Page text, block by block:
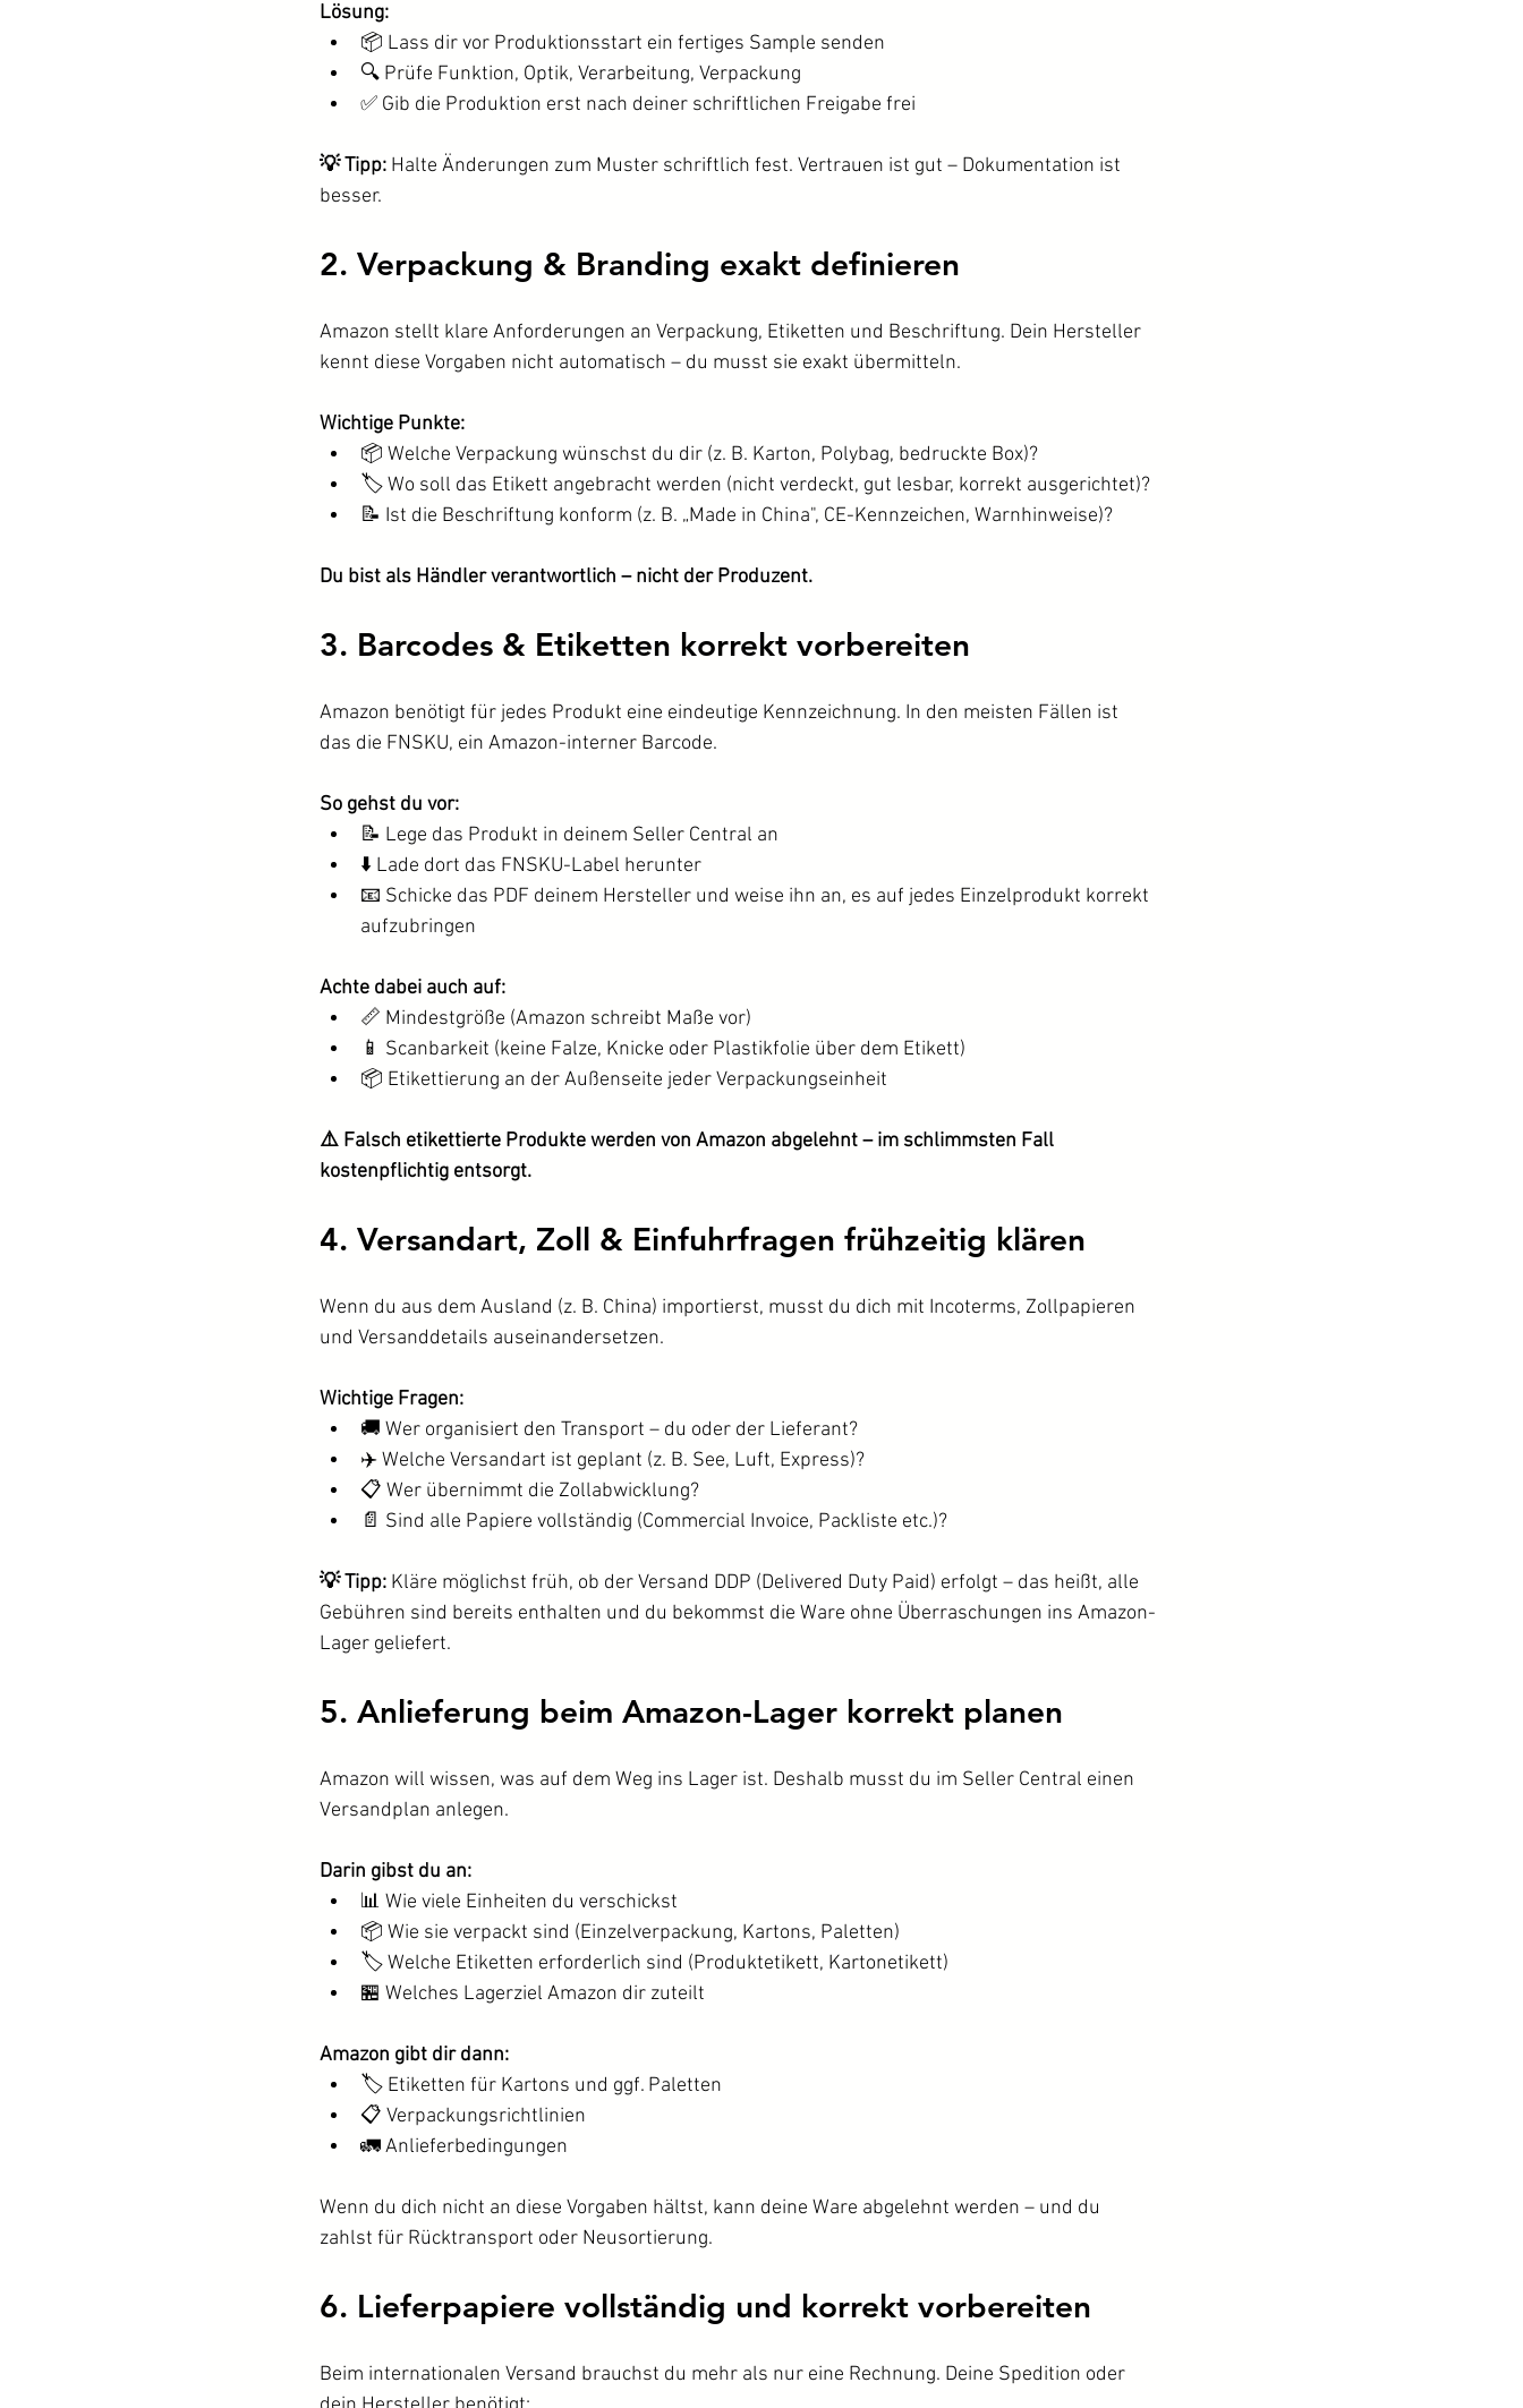
Lösung:
📦 Lass dir vor Produktionsstart ein fertiges Sample senden
🔍 Prüfe Funktion, Optik, Verarbeitung, Verpackung
✅ Gib die Produktion erst nach deiner schriftlichen Freigabe frei
💡 Tipp: Halte Änderungen zum Muster schriftlich fest. Vertrauen ist gut – Dokumentation ist
besser.
2. Verpackung & Branding exakt definieren
Amazon stellt klare Anforderungen an Verpackung, Etiketten und Beschriftung. Dein Hersteller
kennt diese Vorgaben nicht automatisch – du musst sie exakt übermitteln.
Wichtige Punkte:
📦 Welche Verpackung wünschst du dir (z. B. Karton, Polybag, bedruckte Box)?
🏷️ Wo soll das Etikett angebracht werden (nicht verdeckt, gut lesbar, korrekt ausgerichtet)?
📝 Ist die Beschriftung konform (z. B. „Made in China", CE-Kennzeichen, Warnhinweise)?
Du bist als Händler verantwortlich – nicht der Produzent.
3. Barcodes & Etiketten korrekt vorbereiten
Amazon benötigt für jedes Produkt eine eindeutige Kennzeichnung. In den meisten Fällen ist
das die FNSKU, ein Amazon-interner Barcode.
So gehst du vor:
📝 Lege das Produkt in deinem Seller Central an
⬇️ Lade dort das FNSKU-Label herunter
📧 Schicke das PDF deinem Hersteller und weise ihn an, es auf jedes Einzelprodukt korrekt
aufzubringen
Achte dabei auch auf:
📏 Mindestgröße (Amazon schreibt Maße vor)
📱 Scanbarkeit (keine Falze, Knicke oder Plastikfolie über dem Etikett)
📦 Etikettierung an der Außenseite jeder Verpackungseinheit
⚠️ Falsch etikettierte Produkte werden von Amazon abgelehnt – im schlimmsten Fall
kostenpflichtig entsorgt.
4. Versandart, Zoll & Einfuhrfragen frühzeitig klären
Wenn du aus dem Ausland (z. B. China) importierst, musst du dich mit Incoterms, Zollpapieren
und Versanddetails auseinandersetzen.
Wichtige Fragen:
🚚 Wer organisiert den Transport – du oder der Lieferant?
✈️ Welche Versandart ist geplant (z. B. See, Luft, Express)?
📋 Wer übernimmt die Zollabwicklung?
📄 Sind alle Papiere vollständig (Commercial Invoice, Packliste etc.)?
💡 Tipp: Kläre möglichst früh, ob der Versand DDP (Delivered Duty Paid) erfolgt – das heißt, alle
Gebühren sind bereits enthalten und du bekommst die Ware ohne Überraschungen ins Amazon-
Lager geliefert.
5. Anlieferung beim Amazon-Lager korrekt planen
Amazon will wissen, was auf dem Weg ins Lager ist. Deshalb musst du im Seller Central einen
Versandplan anlegen.
Darin gibst du an:
📊 Wie viele Einheiten du verschickst
📦 Wie sie verpackt sind (Einzelverpackung, Kartons, Paletten)
🏷️ Welche Etiketten erforderlich sind (Produktetikett, Kartonetikett)
🏪 Welches Lagerziel Amazon dir zuteilt
Amazon gibt dir dann:
🏷️ Etiketten für Kartons und ggf. Paletten
📋 Verpackungsrichtlinien
🚛 Anlieferbedingungen
Wenn du dich nicht an diese Vorgaben hältst, kann deine Ware abgelehnt werden – und du
zahlst für Rücktransport oder Neusortierung.
6. Lieferpapiere vollständig und korrekt vorbereiten
Beim internationalen Versand brauchst du mehr als nur eine Rechnung. Deine Spedition oder